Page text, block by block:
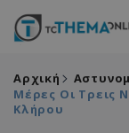
Αρχική
Μέρες Οι Τρεις
Κλήρου